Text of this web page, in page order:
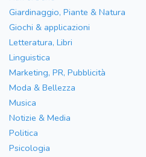
Giardinaggio, Piante & Natura
Giochi & applicazioni
Letteratura, Libri
Linguistica
Marketing, PR, Pubblicità
Moda & Bellezza
Musica
Notizie & Media
Politica
Psicologia